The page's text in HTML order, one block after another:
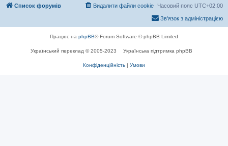
Список форумів Часовий пояс UTC+02:00
Видалити файли cookie
Зв'язок з адміністрацією
Працює на phpBB® Forum Software © phpBB Limited
Український переклад © 2005-2023 Українська підтримка phpBB
Конфіденційність | Умови